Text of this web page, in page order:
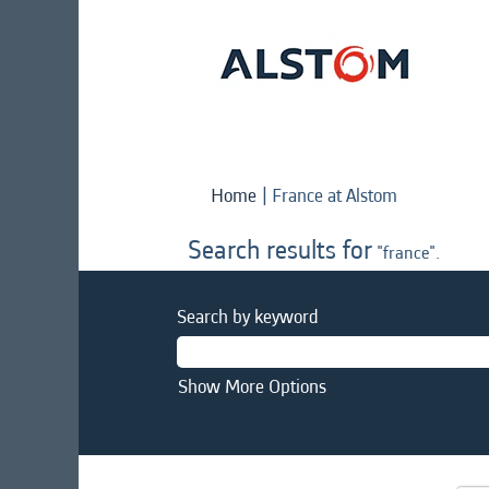
Home | France at Alstom
Search results for "france".
Search by keyword
Show More Options